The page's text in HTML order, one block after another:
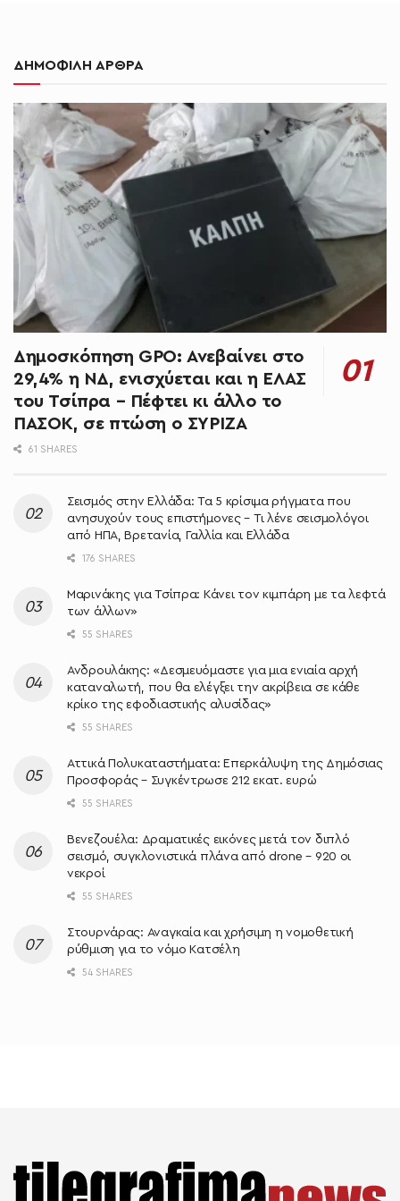
ΔΗΜΟΦΙΛΗ ΑΡΘΡΑ
Δημοσκόπηση GPO: Ανεβαίνει στο
29,4% η ΝΔ, ενισχύεται και η ΕΛΑΣ
του Τσίπρα – Πέφτει κι άλλο το
ΠΑΣΟΚ, σε πτώση ο ΣΥΡΙΖΑ
61 SHARES
Σεισμός στην Ελλάδα: Τα 5 κρίσιμα ρήγματα που
ανησυχούν τους επιστήμονες – Τι λένε σεισμολόγοι
από ΗΠΑ, Βρετανία, Γαλλία και Ελλάδα
176 SHARES
Μαρινάκης για Τσίπρα: Κάνει τον κιμπάρη με τα λεφτά
των άλλων»
55 SHARES
Ανδρουλάκης: «Δεσμευόμαστε για μια ενιαία αρχή
καταναλωτή, που θα ελέγξει την ακρίβεια σε κάθε
κρίκο της εφοδιαστικής αλυσίδας»
55 SHARES
Αττικά Πολυκαταστήματα: Επερκάλυψη της Δημόσιας
Προσφοράς – Συγκέντρωσε 212 εκατ. ευρώ
55 SHARES
Βενεζουέλα: Δραματικές εικόνες μετά τον διπλό
σεισμό, συγκλονιστικά πλάνα από drone – 920 οι
νεκροί
55 SHARES
Στουρνάρας: Αναγκαία και χρήσιμη η νομοθετική
ρύθμιση για το νόμο Κατσέλη
54 SHARES